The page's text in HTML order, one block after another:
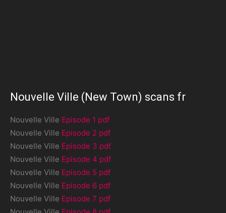
Nouvelle Ville (New Town) scans fr
Nouvelle Ville Episode 1 pdf
Nouvelle Ville Episode 2 pdf
Nouvelle Ville Episode 3 pdf
Nouvelle Ville Episode 4 pdf
Nouvelle Ville Episode 5 pdf
Nouvelle Ville Episode 6 pdf
Nouvelle Ville Episode 7 pdf